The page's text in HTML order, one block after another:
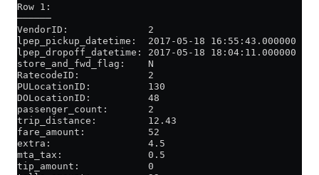
Row 1:
──────
VendorID:              2
lpep_pickup_datetime:  2017-05-18 16:55:43.000000
lpep_dropoff_datetime: 2017-05-18 18:04:11.000000
store_and_fwd_flag:    N
RatecodeID:            2
PULocationID:          130
DOLocationID:          48
passenger_count:       2
trip_distance:         12.43
fare_amount:           52
extra:                 4.5
mta_tax:               0.5
tip_amount:            0